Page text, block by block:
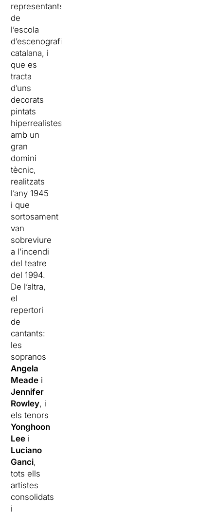
representants
de
l’escola
d’escenografia
catalana, i
que es
tracta
d’uns
decorats
pintats
hiperrealistes,
amb un
gran
domini
tècnic,
realitzats
l’any 1945
i que
sortosament
van
sobreviure
a l’incendi
del teatre
del 1994.
De l’altra,
el
repertori
de
cantants:
les
sopranos
Angela
Meade i
Jennifer
Rowley, i
els tenors
Yonghoon
Lee i
Luciano
Ganci,
tots ells
artistes
consolidats
i